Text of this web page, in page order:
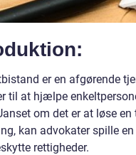
er en afgørende
til at hjælpe
om det er at løse
kan advokater spille
rettigheder.